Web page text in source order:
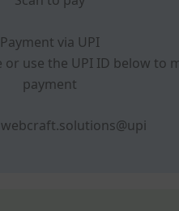
Payment via UPI
or use the UPI ID below to
payment
webcraft.solutions@upi